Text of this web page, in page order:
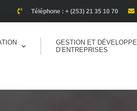
Téléphone : + (253) 21 35 10 70
GESTION ET
D’ENTREPRISES